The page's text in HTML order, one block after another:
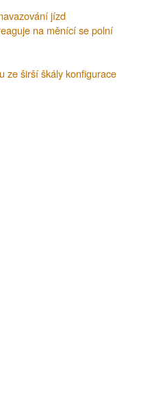
jízd
na měnící se polní
ze širší škály konfigurace